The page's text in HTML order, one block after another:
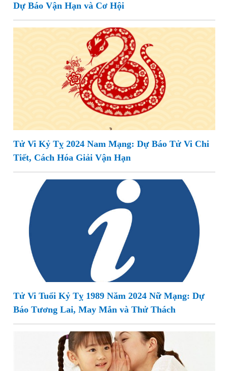
Dự Báo Vận Hạn và Cơ Hội
Tử Vi Kỷ Tỵ 2024 Nam Mạng: Dự Báo Tử Vi Chi
Tiết, Cách Hóa Giải Vận Hạn
Tử Vi Tuổi Kỷ Tỵ 1989 Năm 2024 Nữ Mạng: Dự
Báo Tương Lai, May Mắn và Thử Thách